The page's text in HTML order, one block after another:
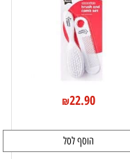
₪22.90
הוסף לסל